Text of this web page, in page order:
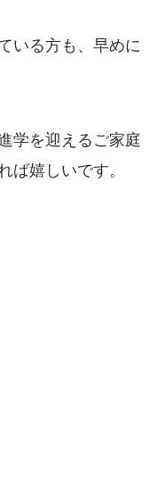
いる方も、早めに
学を迎えるご家庭
ば嬉しいです。